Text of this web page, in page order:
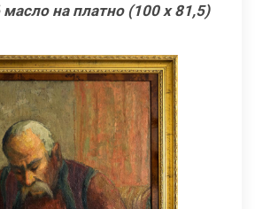
масло на платно (100 х 81,5)